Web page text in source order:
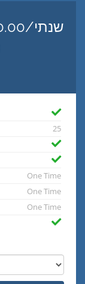
Rs.7500.00/שנתי
25
One Time
One Time
One Time